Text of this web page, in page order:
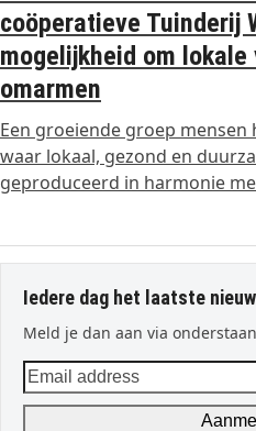
coöperatieve Tuinderij
mogelijkheid om
omarmen
Een groeiende groep
waar lokaal, gezond en
geproduceerd in harmonie
Iedere dag het laatste
Meld je dan aan via
Email
address